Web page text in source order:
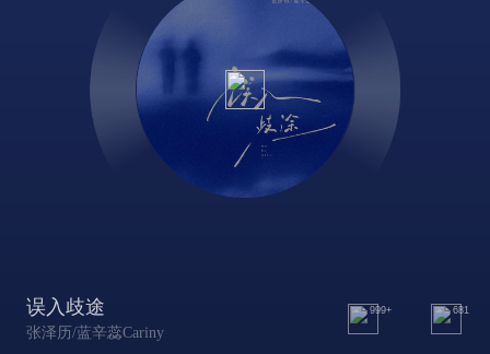
误入歧途
张泽历/蓝辛蕊Cariny
999+ 681